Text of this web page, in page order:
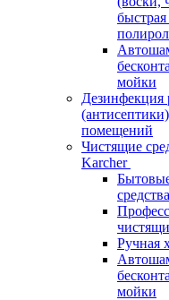
мойки
Дезинфекция
помещений
Чистящие
Karcher
средства
Ручная
мойки